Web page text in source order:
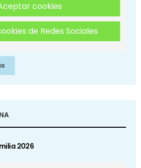
cookies
de Redes Sociales
2026